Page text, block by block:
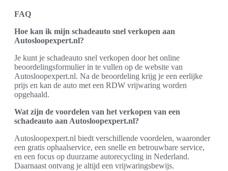
FAQ
Hoe kan ik mijn schadeauto snel verkopen aan
Autosloopexpert.nl?
Je kunt je schadeauto snel verkopen door het online
beoordelingsformulier in te vullen op de website van
Autosloopexpert.nl. Na de beoordeling krijg je een eerlijke
prijs en kan de auto met een RDW vrijwaring worden
opgehaald.
Wat zijn de voordelen van het verkopen van een
schadeauto aan Autosloopexpert.nl?
Autosloopexpert.nl biedt verschillende voordelen, waaronder
een gratis ophaalservice, een snelle en betrouwbare service,
en een focus op duurzame autorecycling in Nederland.
Daarnaast ontvang je altijd een vrijwaringsbewijs.